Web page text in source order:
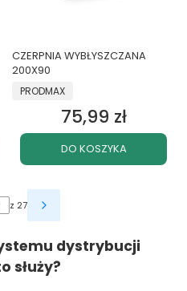
CZERPNIA WYBŁYSZCZANA
200X90
PRODUCENT
PRODMAX
Cena
75,99 zł
DO KOSZYKA
z 27
dystrybucji
służy?